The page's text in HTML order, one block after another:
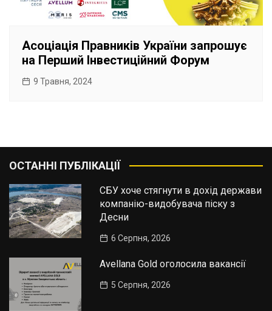
Асоціація Правників України запрошує
на Перший Інвестиційний Форум
9 Травня, 2024
ОСТАННІ ПУБЛІКАЦІЇ
СБУ хоче стягнути в дохід держави
компанію-видобувача піску з
Десни
6 Серпня, 2026
Avellana Gold оголосила вакансії
5 Серпня, 2026